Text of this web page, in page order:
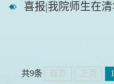
共9条 首页 上页 1